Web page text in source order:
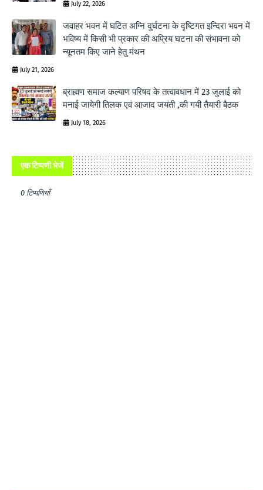
July 22, 2026
जवाहर भवन में घटित अग्नि दुर्घटना के दृष्टिगत इन्दिरा भवन में
भविष्य में किसी भी प्रकार की अप्रिय घटना की संभावना को
न्यूनतम किए जाने हेतु मंथन
July 21, 2026
ब्राह्मण समाज कल्याण परिषद के तत्वावधान में 23 जुलाई को
मनाई जायेगी तिलक एवं आजाद जयंती ,की गयी तैयारी बैठक
July 18, 2026
एक टिप्पणी भेजें
0 टिप्पणियाँ